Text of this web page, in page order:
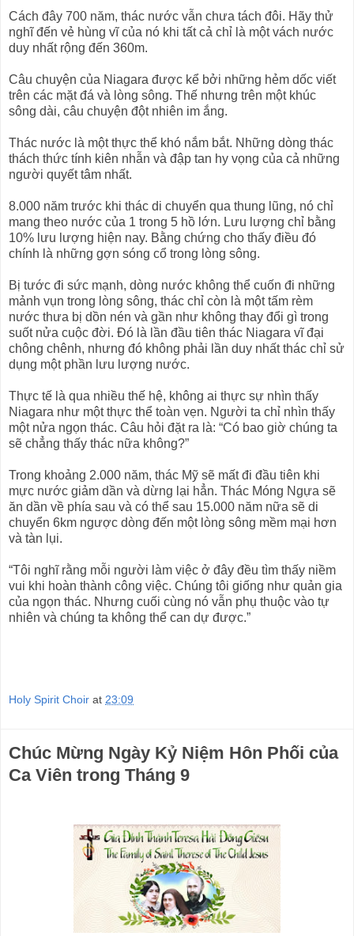
Cách đây 700 năm, thác nước vẫn chưa tách đôi. Hãy thử
nghĩ đến vẻ hùng vĩ của nó khi tất cả chỉ là một vách nước
duy nhất rộng đến 360m.
Câu chuyện của Niagara được kể bởi những hẻm dốc viết
trên các mặt đá và lòng sông. Thế nhưng trên một khúc
sông dài, câu chuyện đột nhiên im ắng.
Thác nước là một thực thể khó nắm bắt. Những dòng thác
thách thức tính kiên nhẫn và đập tan hy vọng của cả những
người quyết tâm nhất.
8.000 năm trước khi thác di chuyển qua thung lũng, nó chỉ
mang theo nước của 1 trong 5 hồ lớn. Lưu lượng chỉ bằng
10% lưu lượng hiện nay. Bằng chứng cho thấy điều đó
chính là những gợn sóng cổ trong lòng sông.
Bị tước đi sức mạnh, dòng nước không thể cuốn đi những
mảnh vụn trong lòng sông, thác chỉ còn là một tấm rèm
nước thưa bị dồn nén và gần như không thay đổi gì trong
suốt nửa cuộc đời. Đó là lần đầu tiên thác Niagara vĩ đại
chông chênh, nhưng đó không phải lần duy nhất thác chỉ sử
dụng một phần lưu lượng nước.
Thực tế là qua nhiều thế hệ, không ai thực sự nhìn thấy
Niagara như một thực thể toàn vẹn. Người ta chỉ nhìn thấy
một nửa ngọn thác. Câu hỏi đặt ra là: “Có bao giờ chúng ta
sẽ chẳng thấy thác nữa không?”
Trong khoảng 2.000 năm, thác Mỹ sẽ mất đi đầu tiên khi
mực nước giảm dần và dừng lại hẳn. Thác Móng Ngựa sẽ
ăn dần về phía sau và có thể sau 15.000 năm nữa sẽ di
chuyển 6km ngược dòng đến một lòng sông mềm mại hơn
và tàn lụi.
“Tôi nghĩ rằng mỗi người làm việc ở đây đều tìm thấy niềm
vui khi hoàn thành công việc. Chúng tôi giống như quản gia
của ngọn thác. Nhưng cuối cùng nó vẫn phụ thuộc vào tự
nhiên và chúng ta không thể can dự được.”
Holy Spirit Choir at 23:09
Chúc Mừng Ngày Kỷ Niệm Hôn Phối của
Ca Viên trong Tháng 9